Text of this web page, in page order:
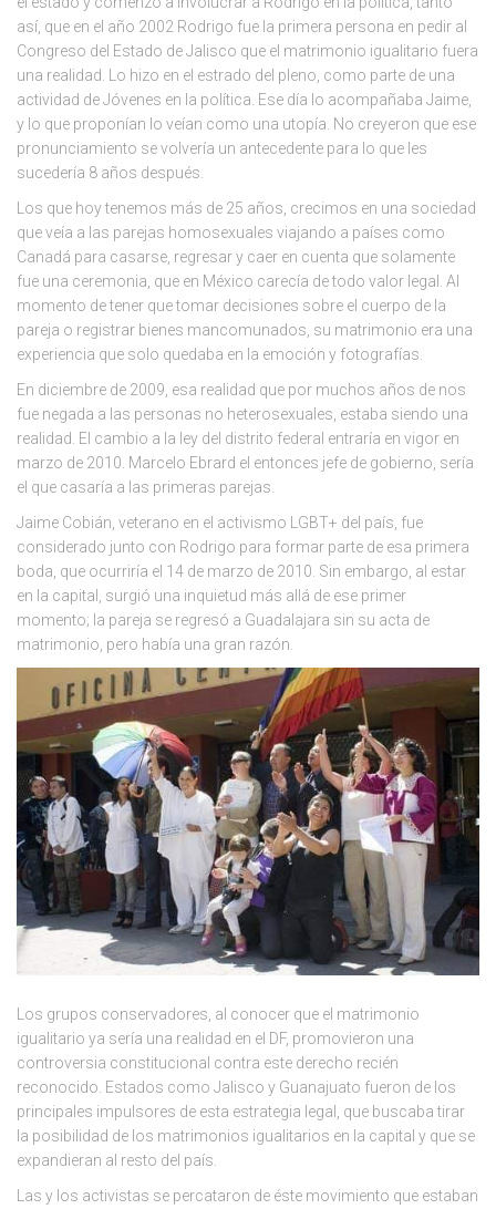
así, que en el año 2002 Rodrigo fue la primera persona en pedir al
Congreso del Estado de Jalisco que el matrimonio igualitario fuera
una realidad. Lo hizo en el estrado del pleno, como parte de una
actividad de Jóvenes en la política. Ese día lo acompañaba Jaime,
y lo que proponían lo veían como una utopía. No creyeron que ese
pronunciamiento se volvería un antecedente para lo que les
sucedería 8 años después.
Los que hoy tenemos más de 25 años, crecimos en una sociedad
que veía a las parejas homosexuales viajando a países como
Canadá para casarse, regresar y caer en cuenta que solamente
fue una ceremonia, que en México carecía de todo valor legal. Al
momento de tener que tomar decisiones sobre el cuerpo de la
pareja o registrar bienes mancomunados, su matrimonio era una
experiencia que solo quedaba en la emoción y fotografías.
En diciembre de 2009, esa realidad que por muchos años de nos
fue negada a las personas no heterosexuales, estaba siendo una
realidad. El cambio a la ley del distrito federal entraría en vigor en
marzo de 2010. Marcelo Ebrard el entonces jefe de gobierno, sería
el que casaría a las primeras parejas.
Jaime Cobián, veterano en el activismo LGBT+ del país, fue
considerado junto con Rodrigo para formar parte de esa primera
boda, que ocurriría el 14 de marzo de 2010. Sin embargo, al estar
en la capital, surgió una inquietud más allá de ese primer
momento; la pareja se regresó a Guadalajara sin su acta de
matrimonio, pero había una gran razón.
Los grupos conservadores, al conocer que el matrimonio
igualitario ya sería una realidad en el DF, promovieron una
controversia constitucional contra este derecho recién
reconocido. Estados como Jalisco y Guanajuato fueron de los
principales impulsores de esta estrategia legal, que buscaba tirar
la posibilidad de los matrimonios igualitarios en la capital y que se
expandieran al resto del país.
Las y los activistas se percataron de éste movimiento que estaban